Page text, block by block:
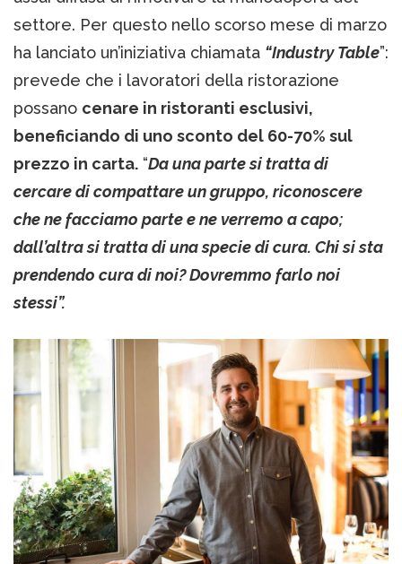
settore. Per questo nello scorso mese di marzo
ha lanciato un’iniziativa chiamata “Industry Table”:
prevede che i lavoratori della ristorazione
possano cenare in ristoranti esclusivi,
beneficiando di uno sconto del 60-70% sul
prezzo in carta. “Da una parte si tratta di
cercare di compattare un gruppo, riconoscere
che ne facciamo parte e ne verremo a capo;
dall’altra si tratta di una specie di cura. Chi si sta
prendendo cura di noi? Dovremmo farlo noi
stessi”.